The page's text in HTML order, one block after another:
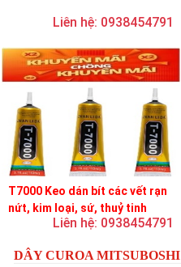
Liên hệ: 0938454791
T7000 Keo dán bít các vết rạn
nứt, kim loại, sứ, thuỷ tinh
Liên hệ: 0938454791
DÂY CUROA MITSUBOSHI